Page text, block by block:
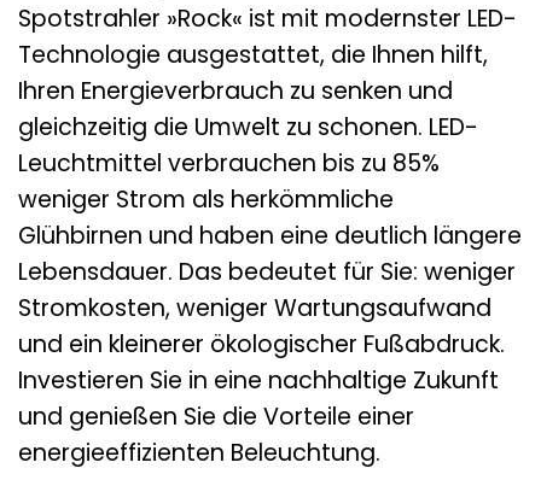
Spotstrahler »Rock« ist mit modernster LED-
Technologie ausgestattet, die Ihnen hilft,
Ihren Energieverbrauch zu senken und
gleichzeitig die Umwelt zu schonen. LED-
Leuchtmittel verbrauchen bis zu 85%
weniger Strom als herkömmliche
Glühbirnen und haben eine deutlich längere
Lebensdauer. Das bedeutet für Sie: weniger
Stromkosten, weniger Wartungsaufwand
und ein kleinerer ökologischer Fußabdruck.
Investieren Sie in eine nachhaltige Zukunft
und genießen Sie die Vorteile einer
energieeffizienten Beleuchtung.